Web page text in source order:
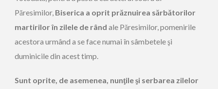
Păresimilor, Biserica a oprit prăznuirea sărbătorilor
martirilor în zilele de rând ale Păresimilor, pomenirile
acestora urmând a se face numai în sâmbetele şi
duminicile din acest timp.
Sunt oprite, de asemenea, nunţile şi serbarea zilelor